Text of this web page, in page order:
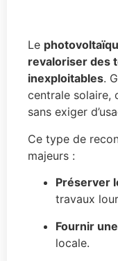
Le
revaloriser des
inexploitables.
centrale solaire,
sans exiger
Ce type de
majeurs :
Préserver
travaux
Fournir
locale.